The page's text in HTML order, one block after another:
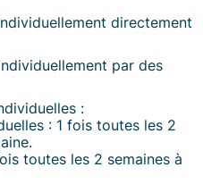
directement
par des
:
: 1 fois toutes les 2
toutes les 2 semaines à